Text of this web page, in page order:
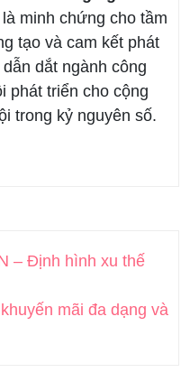
là minh chứng cho tầm
tạo và cam kết phát
dắt ngành công
phát triển cho cộng
trong kỷ nguyên số.
– Định hình xu thế
mãi đa dạng và